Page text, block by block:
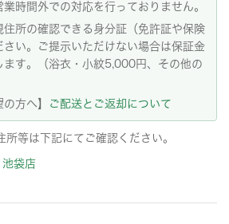
時間外での対応を行っておりません。
所の確認できる身分証（免許証や保険
い。ご提示いただけない場合は保証金
ます。（浴衣・小紋5,000円、その他の
方へ】
ご配送とご返却について
所等は下記にてご確認ください。
袋店